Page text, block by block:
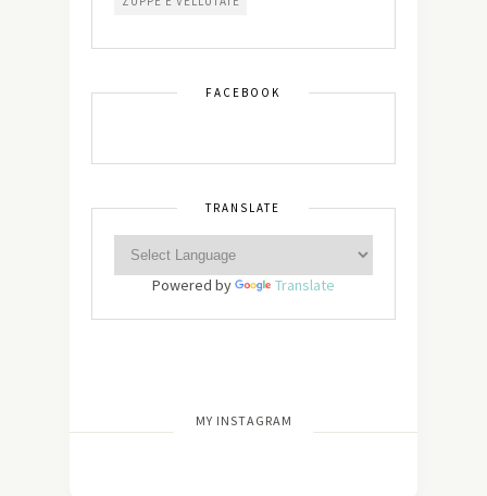
FACEBOOK
TRANSLATE
Powered by Translate
MY INSTAGRAM
[wdi_feed id=”2″]